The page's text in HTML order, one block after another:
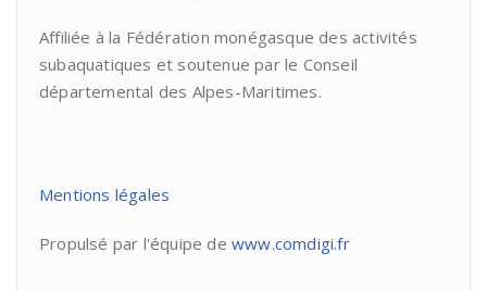
Affiliée à la Fédération monégasque des activités
subaquatiques et soutenue par le Conseil
départemental des Alpes-Maritimes.
Mentions légales
Propulsé par l'équipe de www.comdigi.fr